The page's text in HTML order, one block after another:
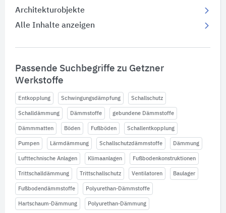
Architekturobjekte
Alle Inhalte anzeigen
Passende Suchbegriffe zu Getzner
Werkstoffe
Entkopplung Schwingungsdämpfung Schallschutz
Schalldämmung Dämmstoffe gebundene Dämmstoffe
Dämmmatten Böden Fußböden Schallentkopplung
Pumpen Lärmdämmung Schallschutzdämmstoffe Dämmung
Lufttechnische Anlagen Klimaanlagen Fußbodenkonstruktionen
Trittschalldämmung Trittschallschutz Ventilatoren Baulager
Fußbodendämmstoffe Polyurethan-Dämmstoffe
Hartschaum-Dämmung Polyurethan-Dämmung